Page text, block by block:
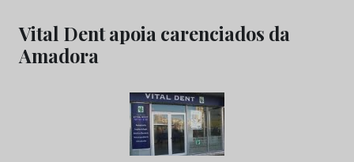
Vital Dent apoia carenciados da
Amadora